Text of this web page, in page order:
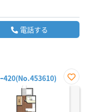
電話する
420(No.453610)
お気